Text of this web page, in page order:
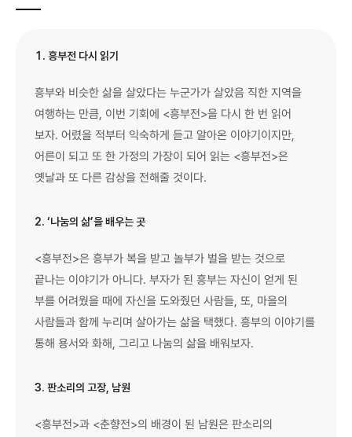
1. 흥부전 다시 읽기
흥부와 비슷한 삶을 살았다는 누군가가 살았음 직한 지역을
여행하는 만큼, 이번 기회에 <흥부전>을 다시 한 번 읽어
보자. 어렸을 적부터 익숙하게 듣고 알아온 이야기이지만,
어른이 되고 또 한 가정의 가장이 되어 읽는 <흥부전>은
옛날과 또 다른 감상을 전해줄 것이다.
2. ‘나눔의 삶’을 배우는 곳
<흥부전>은 흥부가 복을 받고 놀부가 벌을 받는 것으로
끝나는 이야기가 아니다. 부자가 된 흥부는 자신이 얻게 된
부를 어려웠을 때에 자신을 도와줬던 사람들, 또, 마을의
사람들과 함께 누리며 살아가는 삶을 택했다. 흥부의 이야기를
통해 용서와 화해, 그리고 나눔의 삶을 배워보자.
3. 판소리의 고장, 남원
<흥부전>과 <춘향전>의 배경이 된 남원은 판소리의